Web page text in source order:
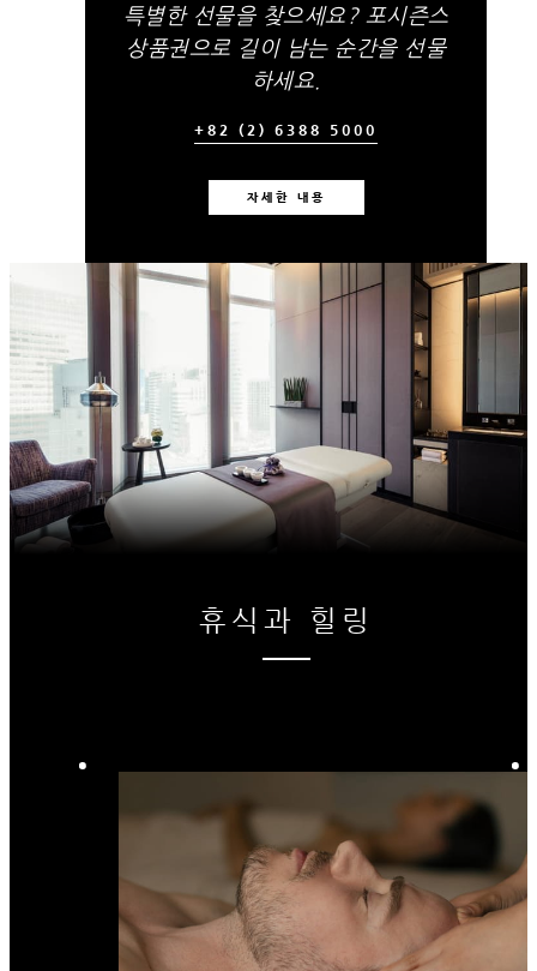
특별한 선물을 찾으세요? 포시즌스
상품권으로 길이 남는 순간을 선물
하세요.
+82 (2) 6388 5000
자세한 내용
휴식과 힐링